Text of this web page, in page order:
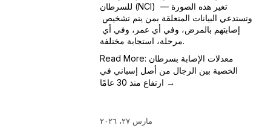
للسرطان (NCI) تغير هذه الصورة —
مرحلة، استجابة مختلفة.
Read More: معدلات الإصابة بسرطان
الخصية بين الرجال من أصل إسباني في
ارتفاع منذ 30 عامًا →
مارس ٢٧، ٢٠٢٦